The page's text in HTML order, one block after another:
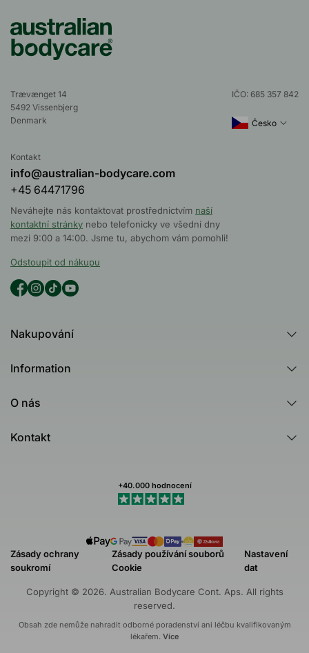
Trævænget 14
5492 Vissenbjerg
Denmark
IČO: 685 357 842
Česko
Nakupování
Produktový rádce - Test
Information
Nejčastější dotazy (FAQ)
O nás
Kontakt
Můj profil (Stav objednávky)
Kontakt
info@australian-bodycare.com
+45 64471796
Neváhejte nás kontaktovat prostřednictvím naší
kontaktní stránky nebo telefonicky ve všední dny
mezi 9:00 a 14:00. Jsme tu, abychom vám pomohli!
Odstoupit od nákupu
+40.000 hodnocení
Zásady ochrany
soukromí
Zásady používání souborů
Cookie
Nastavení
dat
Copyright © 2026. Australian Bodycare Cont. Aps. All rights
reserved.
Obsah zde nemůže nahradit odborné poradenství ani léčbu kvalifikovaným
lékařem. Více